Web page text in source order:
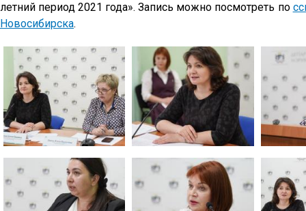
летний период 2021 года». Запись можно посмотреть по
Новосибирска.